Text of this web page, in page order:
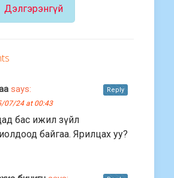
Дэлгэрэнгүй
says:
07/24 at 00:43
бас ижил зүйл
байгаа. Ярилцах уу?
Reply